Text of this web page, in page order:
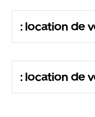
: location de
: location de